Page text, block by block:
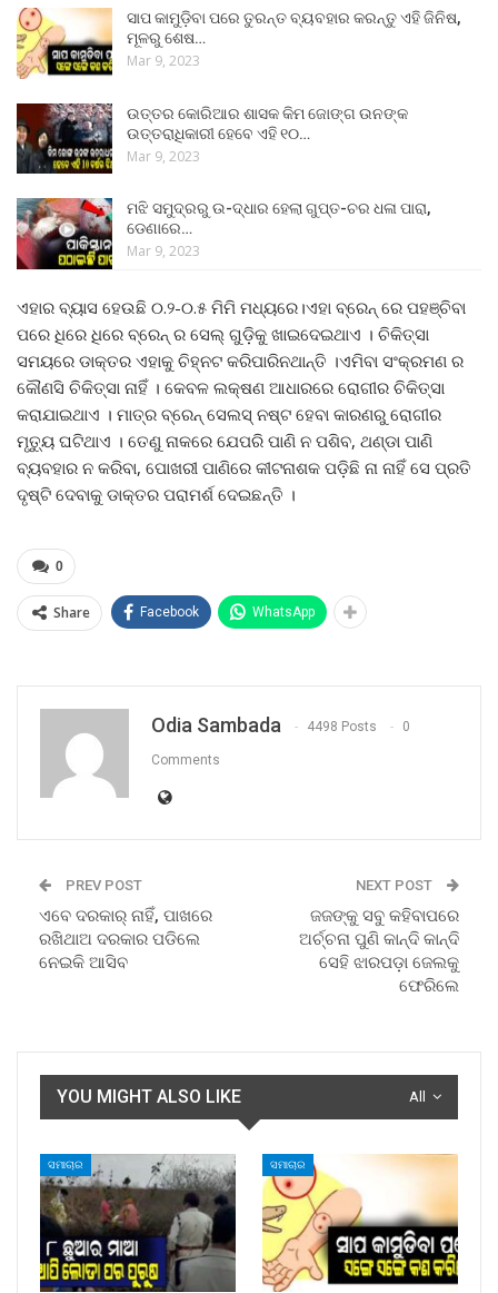
ସାପ କାମୁଡ଼ିବା ପରେ ତୁରନ୍ତ ବ୍ୟବହାର କରନ୍ତୁ ଏହି ଜିନିଷ,
ମୂଳରୁ ଶେଷ…
Mar 9, 2023
ଉତ୍ତର କୋରିଆର ଶାସକ କିମ ଜୋଙ୍ଗ ଉନଙ୍କ
ଉତ୍ତରାଧିକାରୀ ହେବେ ଏହି ୧୦…
Mar 9, 2023
ମଝି ସମୁଦ୍ରରୁ ଉ-ଦ୍ଧାର ହେଲା ଗୁପ୍ତ-ଚର ଧଳା ପାରା,
ଡେଣାରେ…
Mar 9, 2023
ଏହାର ବ୍ୟାସ ହେଉଛି ୦.୨-୦.୫ ମିମି ମଧ୍ୟରେ।ଏହା ବ୍ରେନ୍ ରେ ପହଞ୍ଚିବା
ପରେ ଧିରେ ଧିରେ ବ୍ରେନ୍ ର ସେଲ୍ ଗୁଡ଼ିକୁ ଖାଇଦେଇଥାଏ । ଚିକିତ୍ସା
ସମୟରେ ଡାକ୍ତର ଏହାକୁ ଚିହ୍ନଟ କରିପାରିନଥାନ୍ତି ।ଏମିବା ସଂକ୍ରମଣ ର
କୌଣସି ଚିକିତ୍ସା ନାହିଁ । କେବଳ ଲକ୍ଷଣ ଆଧାରରେ ରୋଗୀର ଚିକିତ୍ସା
କରାଯାଇଥାଏ । ମାତ୍ର ବ୍ରେନ୍ ସେଲସ୍ ନଷ୍ଟ ହେବା କାରଣରୁ ରୋଗୀର
ମୃତ୍ୟୁ ଘଟିଥାଏ । ତେଣୁ ନାକରେ ଯେପରି ପାଣି ନ ପଶିବ, ଥଣ୍ଡା ପାଣି
ବ୍ୟବହାର ନ କରିବା, ପୋଖରୀ ପାଣିରେ କୀଟନାଶକ ପଡ଼ିଛି ନା ନାହିଁ ସେ ପ୍ରତି
ଦୃଷ୍ଟି ଦେବାକୁ ଡାକ୍ତର ପରାମର୍ଶ ଦେଇଛନ୍ତି ।
0
Share Facebook WhatsApp
Odia Sambada 4498 Posts 0
Comments
PREV POST
ଏବେ ଦରକାର୍ ନାହିଁ, ପାଖରେ
ରଖିଥାଅ ଦରକାର ପଡିଲେ
ନେଇକି ଆସିବ
NEXT POST
ଜଜଙ୍କୁ ସବୁ କହିବାପରେ
ଅର୍ଚ୍ଚନା ପୁଣି କାନ୍ଦି କାନ୍ଦି
ସେହି ଝାରପଡ଼ା ଜେଲକୁ
ଫେରିଲେ
All
YOU MIGHT ALSO LIKE
ସମାଚାର ସମାଚାର